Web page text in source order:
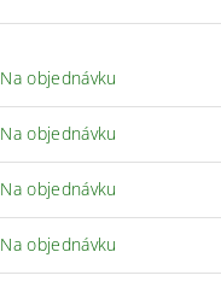
Na objednávku
Na objednávku
Na objednávku
Na objednávku